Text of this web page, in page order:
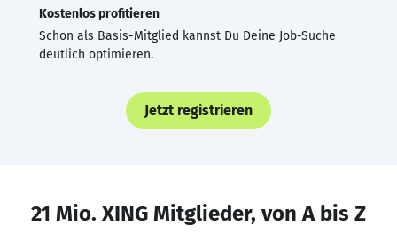
Kostenlos profitieren
Schon als Basis-Mitglied kannst Du Deine Job-Suche
deutlich optimieren.
Jetzt registrieren
21 Mio. XING Mitglieder, von A bis Z